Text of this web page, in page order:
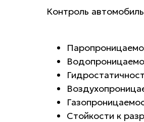
Контроль
Стойкости к